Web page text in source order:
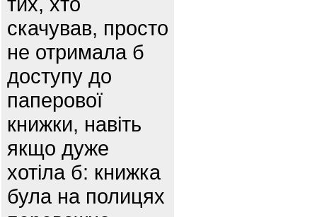
скачував, просто
не отримала б
доступу до
паперової
книжки, навіть
якщо дуже
хотіла б: книжка
була на полицях